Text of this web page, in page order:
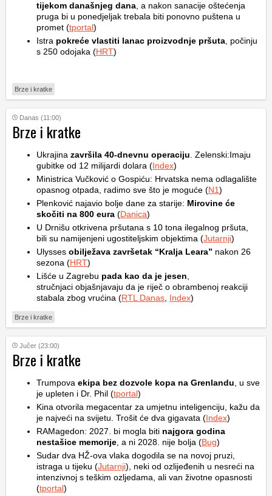
tijekom današnjeg dana , a nakon sanacije oštećenja
pruga bi u ponedjeljak trebala biti ponovno puštena u
promet (tportal)
Istra pokreće vlastiti lanac proizvodnje pršuta , počinju
s 250 odojaka (HRT)
Brze i kratke
Danas (11:00)
Brze i kratke
Ukrajina završila 40-dnevnu operaciju . Zelenski:Imaju
gubitke od 12 milijardi dolara (Index)
Ministrica Vučković o Gospiću: Hrvatska nema odlagalište
opasnog otpada, radimo sve što je moguće (N1)
Plenković najavio bolje dane za starije: Mirovine će
skočiti na 800 eura (Danica)
U Drnišu otkrivena pršutana s 10 tona ilegalnog pršuta,
bili su namijenjeni ugostiteljskim objektima (Jutarnji)
Ulysses obilježava završetak “Kralja Leara” nakon 26
sezona (HRT)
Lišće u Zagrebu pada kao da je jesen
stručnjaci objašnjavaju da je riječ o obrambenoj reakciji
stabala zbog vrućina (RTL Danas Index)
Brze i kratke
Jučer (23:00)
Brze i kratke
Trumpova ekipa bez dozvole kopa na Grenlandu , u sve
je upleten i Dr. Phil (tportal)
Kina otvorila megacentar za umjetnu inteligenciju, kažu da
je najveći na svijetu. Trošit će dva gigavata (Index)
RAMagedon: 2027. bi mogla biti najgora godina
nestašice memorije , a ni 2028. nije bolja (Bug)
Sudar dva HŽ-ova vlaka dogodila se na novoj pruzi,
istraga u tijeku (Jutarnji), neki od ozlijeđenih u nesreći na
intenzivnoj s teškim ozljedama, ali van životne opasnosti
(tportal)